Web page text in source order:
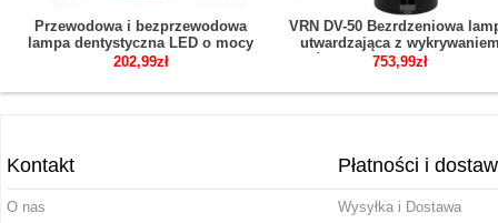
Przewodowa i bezprzewodowa
lampa dentystyczna LED o mocy
5W 1500mw
202,99zł
VRN DV-50 Bezrdzeniowa
utwardzająca z
próchnicy i radiometrem
753,99zł
Kontakt
O nas
Płatności i
Wysyłka i Dostawa